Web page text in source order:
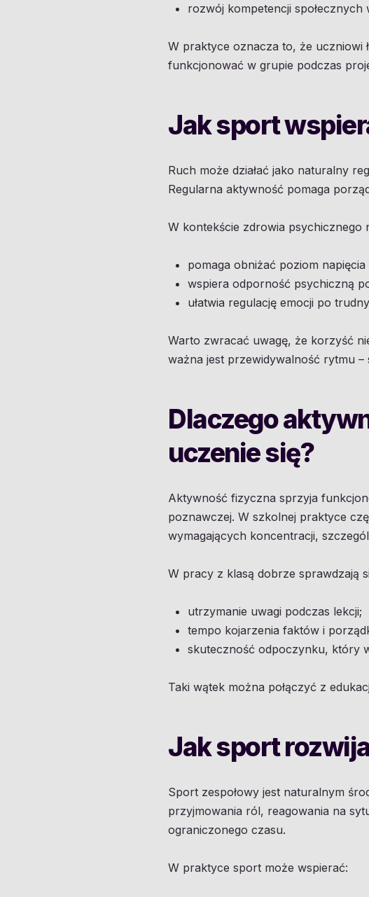
rozwój kompetencji społecznych
W praktyce oznacza to, że uczniowi
funkcjonować w grupie podczas
Jak sport
Ruch może działać jako naturalny
Regularna aktywność pomaga
W kontekście zdrowia psychicznego
pomaga obniżać poziom napięcia
wspiera odporność psychiczną
ułatwia regulację emocji po
Warto zwracać uwagę, że korzyść
ważna jest przewidywalność rytmu –
Dlaczego
uczenie się?
Aktywność fizyczna sprzyja
poznawczej. W szkolnej praktyce
wymagających koncentracji,
W pracy z klasą dobrze sprawdzają
utrzymanie uwagi podczas lekcji;
tempo kojarzenia faktów i
skuteczność odpoczynku, który
Taki wątek można połączyć z
Jak sport
Sport zespołowy jest naturalnym
przyjmowania ról, reagowania na
ograniczonego czasu.
W praktyce sport może wspierać: